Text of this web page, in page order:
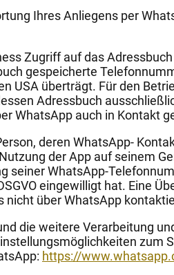
Ihres Anliegens per
Zugriff auf das
gespeicherte
USA überträgt. Für den
Adressbuch
WhatsApp auch in Kontakt
deren WhatsApp-
der App auf seinem
seiner WhatsApp-
eingewilligt hat. Eine
über WhatsApp
die weitere Verarbeitung
zum
https://